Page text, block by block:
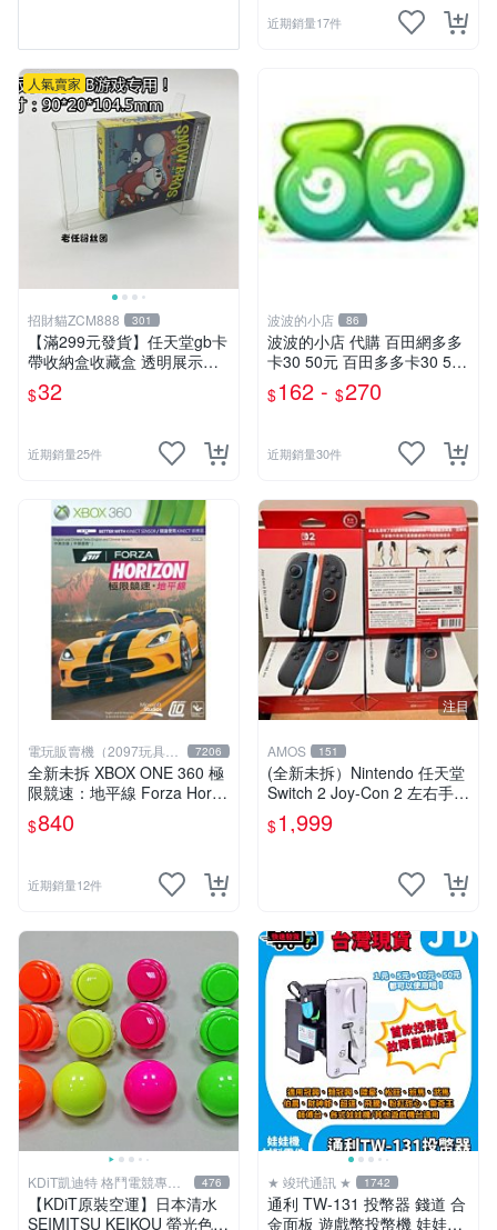
近期銷量17件
人氣賣家
招財貓ZCM888 301
【滿299元發貨】任天堂gb卡
帶收納盒收藏盒 透明展示盒
gameboy正版游戲保護 日版
$32
近期銷量25件
波波的小店 86
波波的小店 代購 百田網多多
卡30 50元 百田多多卡30 50
奧幣(奧比島 奧拉星 龍鬥士
奧奇傳說 奧雅之光 奧義聯盟)
$162 - $270
近期銷量30件
電玩販賣機（2097玩具公
仔舖
7206
全新未拆 XBOX ONE 360 極
限競速：地平線 Forza Horiz
on (講中文的) -中英文字幕語
音亞版-
$840
近期銷量12件
注目
AMOS 151
(全新未拆）Nintendo 任天堂
Switch 2 Joy-Con 2 左右手控
制器 NS2 現貨 台灣公司貨/s
witch2 手把/
$1,999
KDiT凱迪特 格鬥電競專業
開發
476
【KDiT原裝空運】日本清水
SEIMITSU KEIKOU 螢光色系
★ 竣玳通訊 ★ 1742
通利 TW-131 投幣器 錢道 合
金面板 遊戲幣投幣機 娃娃機